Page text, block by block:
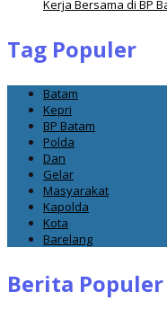
Kerja Bersama di BP
Tag Populer
Batam
Kepri
BP Batam
Polda
Dan
Gelar
Masyarakat
Kapolda
Kota
Barelang
Berita Populer